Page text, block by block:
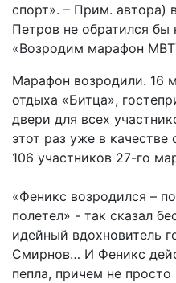
спорт». – Прим. автора)
Петров не обратился
«Возродим марафон
Марафон возродили. 16
отдыха «Битца»,
двери для всех
этот раз уже в качестве
106 участников 27-го
«Феникс возродился –
полетел» - так сказал
идейный вдохновитель
Смирнов… И Феникс
пепла, причем не просто